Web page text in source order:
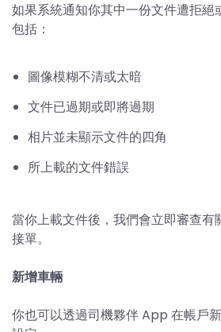
如果系統通知你其中一份文件遭拒絕
包括：
圖像模糊不清或太暗
文件已過期或即將過期
相片並未顯示文件的四角
所上載的文件錯誤
當你上載文件後，我們會立即審查有
接單。
新增車輛
你也可以透過司機夥伴 App 在帳戶